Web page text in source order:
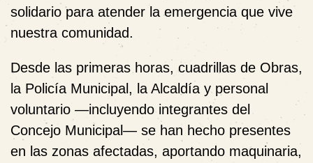
solidario para atender la emergencia que vive
nuestra comunidad.
Desde las primeras horas, cuadrillas de Obras,
la Policía Municipal, la Alcaldía y personal
voluntario —incluyendo integrantes del
Concejo Municipal— se han hecho presentes
en las zonas afectadas, aportando maquinaria,